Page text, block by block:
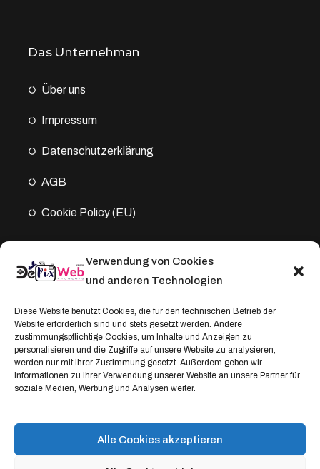
Verwendung von Cookies
und anderen Technologien
Diese Website benutzt Cookies, die für den technischen Betrieb der
Website erforderlich sind und stets gesetzt werden. Andere
zustimmungspflichtige Cookies, um Inhalte und Anzeigen zu
personalisieren und die Zugriffe auf unsere Website zu analysieren,
werden nur mit Ihrer Zustimmung gesetzt. Außerdem geben wir
Informationen zu Ihrer Verwendung unserer Website an unsere Partner für
soziale Medien, Werbung und Analysen weiter.
Alle Cookies akzeptieren
Das Unternehman
Über uns
Impressum
Datenschutz­erklärung
AGB
Cookie Policy (EU)
Kontakt
Address:
Windthorststraße 20
48153 Münster, Deutschland
WhatsApp:
+4917664335685
Email
service@depixweb.de